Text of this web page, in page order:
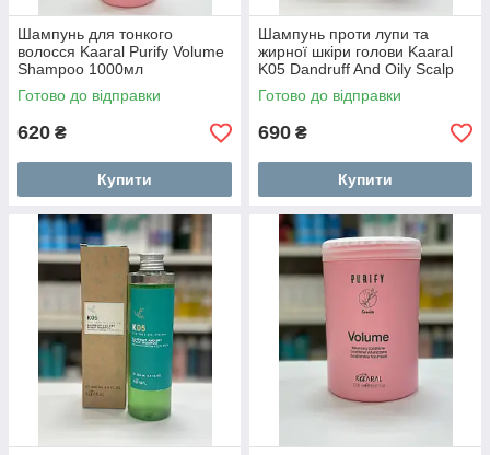
Шампунь для тонкого
волосся Kaaral Purify Volume
Shampoo 1000мл
Готово до відправки
620 ₴
Купити
Шампунь проти лупи та
жирної шкіри голови Kaaral
K05 Dandruff And Oily Scalp
Shampoo 250 мл
Готово до відправки
690 ₴
Купити